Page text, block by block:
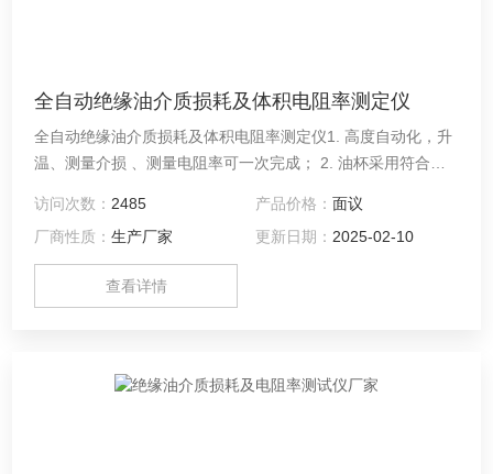
全自动绝缘油介质损耗及体积电阻率测定仪
全自动绝缘油介质损耗及体积电阻率测定仪1. 高度自动化，升
温、测量介损 、测量电阻率可一次完成； 2. 油杯采用符合国
杂散电容及泻漏对介损测试结果的影响；
访问次数： 2485 产品价格： 面议
厂商性质：生产厂家 更新日期： 2025-02-10
查看详情